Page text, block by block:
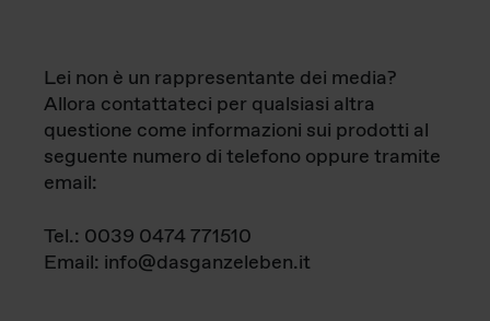
Lei non è un rappresentante dei media?
Allora contattateci per qualsiasi altra
questione come informazioni sui prodotti al
seguente numero di telefono oppure tramite
email:
Tel.: 0039 0474 771510
Email: info@dasganzeleben.it